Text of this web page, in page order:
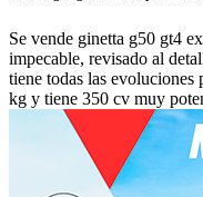
impecable, revisado al
tiene todas las evoluciones
kg y tiene 350 cv muy